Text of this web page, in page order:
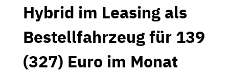
Hybrid im Leasing als
Bestellfahrzeug für 139
(327) Euro im Monat